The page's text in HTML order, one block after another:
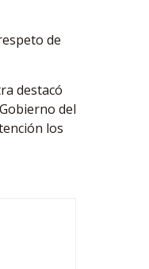
de
destacó
del
los